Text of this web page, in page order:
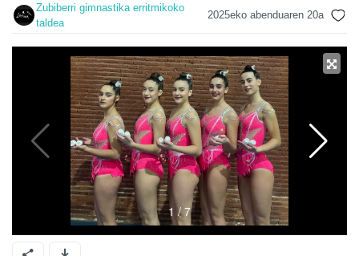
Zubiberri gimnastika erritmikoko
taldea
2025eko abenduaren 20a